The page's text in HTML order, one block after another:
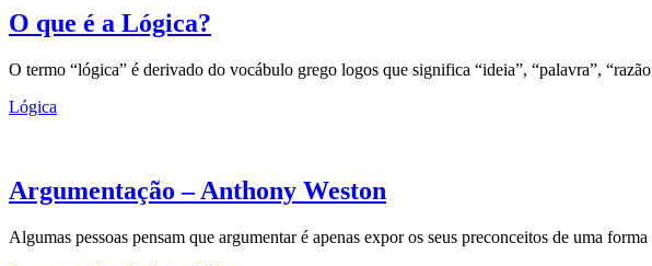
O que é a Lógica?
O termo “lógica” é derivado do vocábulo grego logos que significa “ideia”, “palavra”,
Lógica
Argumentação – Anthony Weston
Algumas pessoas pensam que argumentar é apenas expor os seus preconceitos de uma